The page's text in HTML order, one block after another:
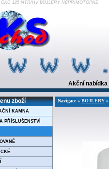
125 NTR/HV BOJLERY NEPŘÍMOTOPNÉ
Akční nabídka
zboží
KAMNA
PŘÍSLUŠENSTVÍ
Navigace » BOJLERY »